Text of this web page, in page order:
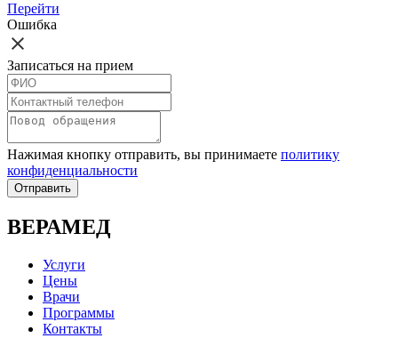
Перейти
Ошибка
Записаться на прием
Нажимая кнопку отправить, вы принимаете политику
конфиденциальности
Отправить
ВЕРАМЕД
Услуги
Цены
Врачи
Программы
Контакты